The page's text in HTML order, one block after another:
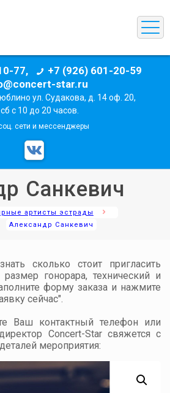
77,
+7 (926) 601-20-59
star.ru
ул. Судакова, д. 14 оф. 20,
с 10 до 20 часов.
сети и мессенджеры
Санкевич
артисты эстрады
Александр Санкевич
сколько стоит пригласить
размер гонорара, технический и
форму заказа и нажмите
сейчас".
Ваш контактный телефон или
Concert-Star свяжется с
мероприятия: